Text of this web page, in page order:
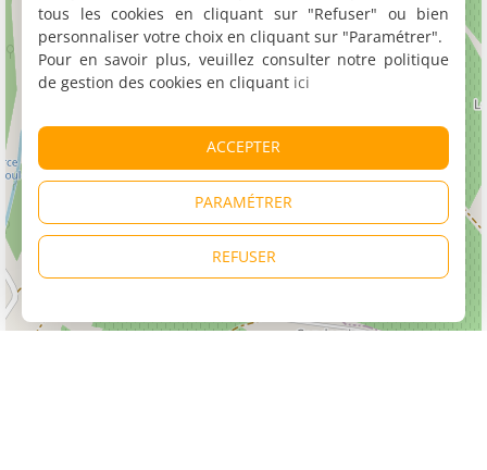
tous les cookies en cliquant sur "Refuser" ou bien
personnaliser votre choix en cliquant sur "Paramétrer".
Pour en savoir plus, veuillez consulter notre politique
de gestion des cookies en cliquant ici
ACCEPTER
PARAMÉTRER
REFUSER